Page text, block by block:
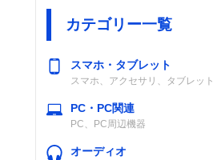
カテゴリー一覧
スマホ・タブレット
スマホ、アクセサリ、タブレット
PC・PC関連
PC、PC周辺機器
オーディオ